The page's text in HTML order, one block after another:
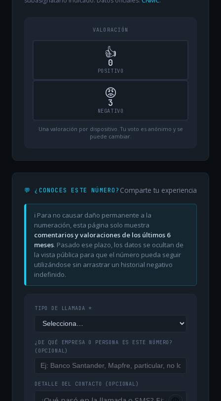
VALORACIÓN
👍
0
POSITIVO
😡
3
NEGATIVO
Una valoración por dispositivo. Tu voto es anónimo y se
puede cambiar.
💬 ¿CONOCES ESTE NÚMERO? Comparte tu experiencia
ℹ️ Para no causar daño permanente a la
numeración, esta página solo muestra
comentarios y valoraciones de los últimos 6
meses. Pasado ese plazo, los datos se ocultan de
la vista pública para que el número pueda seguir
utilizándose sin arrastrar un historial negativo
indefinido.
TIPO DE LLAMADA *
¿DE QUÉ EMPRESA O PERSONA ES ESTE NÚMERO?
(OPCIONAL)
DETALLE DEL CONTACTO (OPCIONAL)